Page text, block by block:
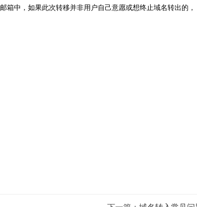
箱中，如果此次转移并非用户自己意愿或想终止域名转出的，